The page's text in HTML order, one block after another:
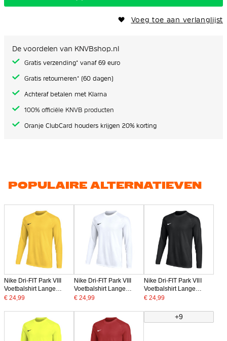
Voeg toe aan verlanglijst
De voordelen van KNVBshop.nl
Gratis verzending* vanaf 69 euro
Gratis retourneren* (60 dagen)
Achteraf betalen met Klarna
100% officiële KNVB producten
Oranje ClubCard houders krijgen 20% korting
POPULAIRE ALTERNATIEVEN
Nike Dri-FIT Park VIII
Voetbalshirt Lange
Mouwen Geel Zwart
€ 24,99
Nike Dri-FIT Park VIII
Voetbalshirt Lange
Mouwen Wit Zwart
€ 24,99
Nike Dri-FIT Park VIII
Voetbalshirt Lange
Mouwen Zwart Wit
€ 24,99
+9